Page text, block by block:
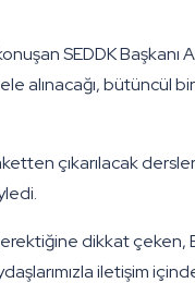
SEDDK Başkanı
alınacağı, bütüncül bir
çıkarılacak
dikkat çeken,
iletişim